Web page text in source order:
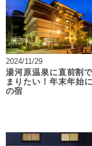
2024/11/29
湯河原温泉に直前割
まりたい！年末年始
の宿